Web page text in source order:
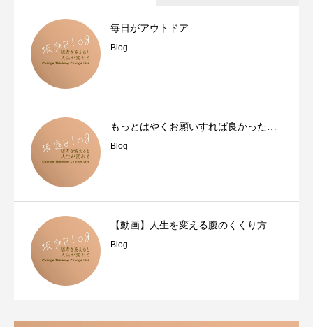
毎日がアウトドア
Blog
もっとはやくお願いすれば良かった…
Blog
【動画】人生を変える腹のくくり方
Blog